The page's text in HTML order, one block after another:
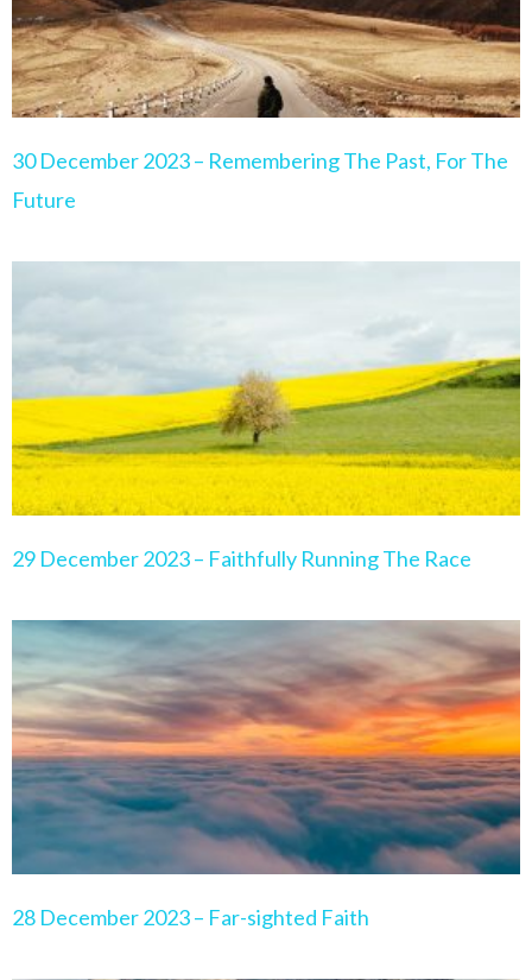
30 December 2023 – Remembering The Past, For The
Future
29 December 2023 – Faithfully Running The Race
28 December 2023 – Far-sighted Faith